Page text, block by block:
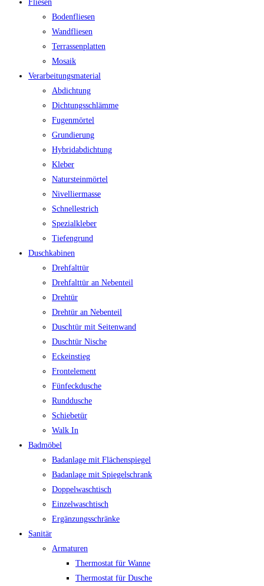
Fliesen
Bodenfliesen
Wandfliesen
Terrassenplatten
Mosaik
Verarbeitungsmaterial
Abdichtung
Dichtungsschlämme
Fugenmörtel
Grundierung
Hybridabdichtung
Kleber
Natursteinmörtel
Nivelliermasse
Schnellestrich
Spezialkleber
Tiefengrund
Duschkabinen
Drehfalttür
Drehfalttür an Nebenteil
Drehtür
Drehtür an Nebenteil
Duschtür mit Seitenwand
Duschtür Nische
Eckeinstieg
Frontelement
Fünfeckdusche
Runddusche
Schiebetür
Walk In
Badmöbel
Badanlage mit Flächenspiegel
Badanlage mit Spiegelschrank
Doppelwaschtisch
Einzelwaschtisch
Ergänzungsschränke
Sanitär
Armaturen
Thermostat für Wanne
Thermostat für Dusche